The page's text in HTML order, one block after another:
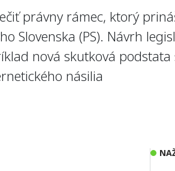
právny rámec, ktorý
Slovenska (PS). Návrh
nová skutková
násilia